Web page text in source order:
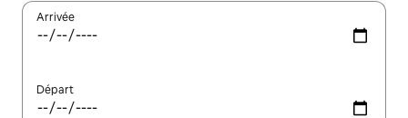
Arrivée
Départ